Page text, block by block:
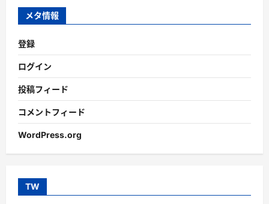
ー
メタ情報
登録
ログイン
投稿フィード
コメントフィード
WordPress.org
TW